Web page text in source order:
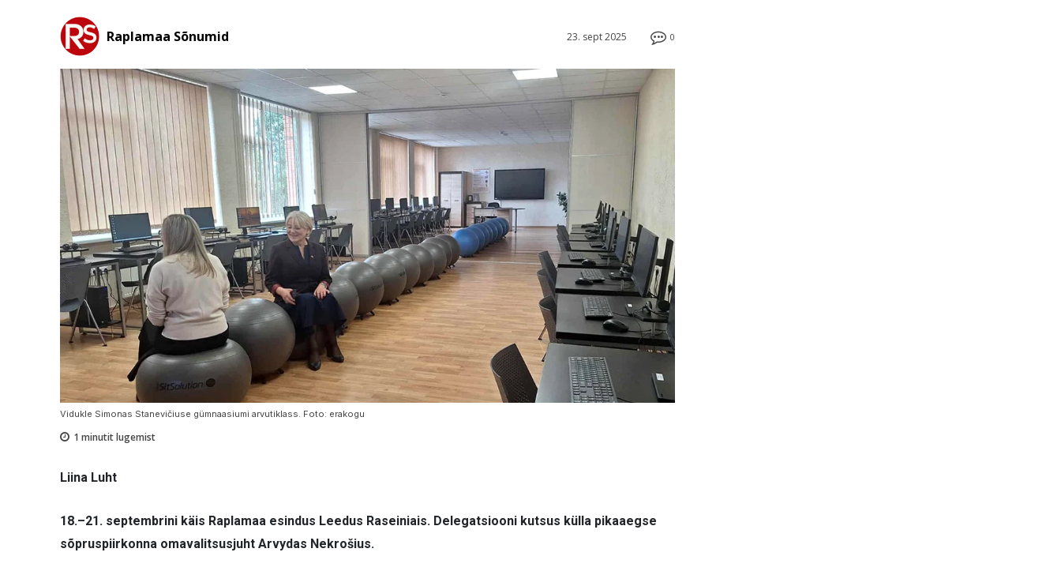
0
23. sept 2025
Raplamaa Sõnumid
Vidukle Simonas Stanevičiuse gümnaasiumi arvutiklass. Foto: erakogu
1 minutit lugemist
Liina Luht
18.–21. septembrini käis Raplamaa esindus Leedus Raseiniais. Delegatsiooni kutsus külla pikaaegse
sõpruspiirkonna omavalitsusjuht Arvydas Nekrošius.